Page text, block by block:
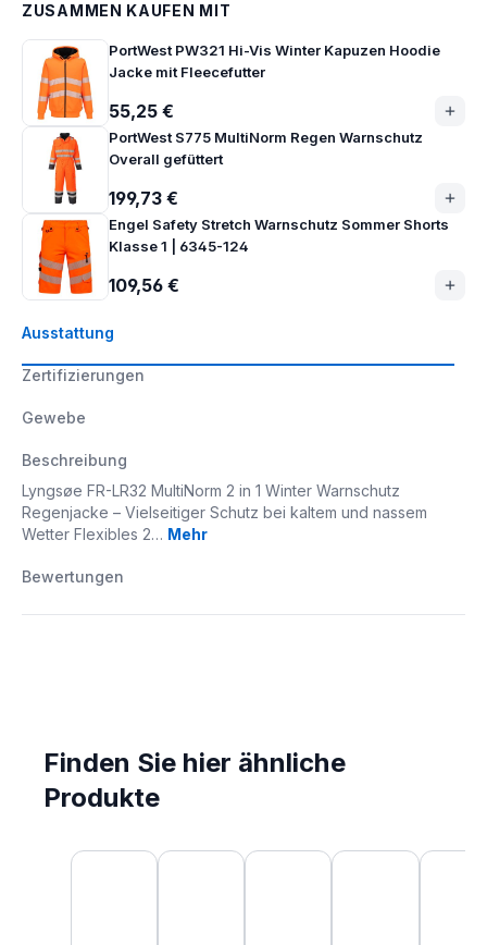
Ausstattung
Zertifizierungen
Gewebe
Beschreibung
Lyngsøe FR-LR32 MultiNorm 2 in 1 Winter Warnschutz
Regenjacke – Vielseitiger Schutz bei kaltem und nassem
Wetter Flexibles 2… Mehr
Bewertungen
ZUSAMMEN KAUFEN MIT
PortWest PW321 Hi-Vis Winter Kapuzen Hoodie
Jacke mit Fleecefutter
55,25 €
PortWest S775 MultiNorm Regen Warnschutz
Overall gefüttert
199,73 €
Engel Safety Stretch Warnschutz Sommer Shorts
Klasse 1 | 6345-124
109,56 €
Finden Sie hier ähnliche
Produkte
Produktgalerie überspringen